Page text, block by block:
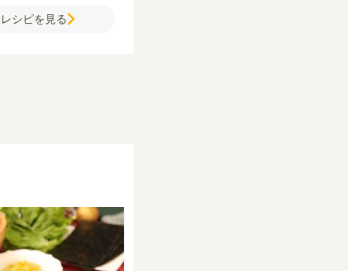
酒味噌砂糖ごま油
レシピを見る